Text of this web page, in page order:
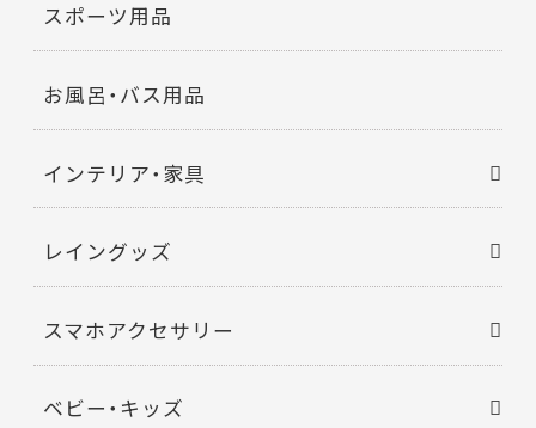
スポーツ用品
お風呂・バス用品
インテリア・家具
レイングッズ
スマホアクセサリー
ベビー・キッズ